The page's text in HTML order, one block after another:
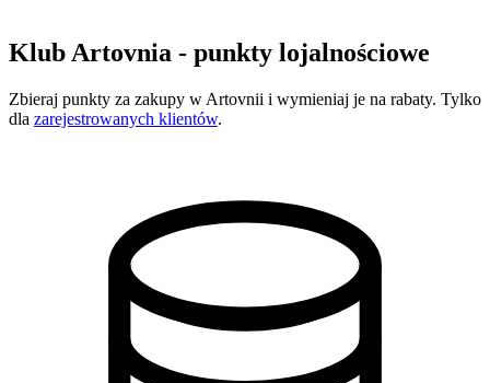
Klub Artovnia - punkty lojalnościowe
Zbieraj punkty za zakupy w Artovnii i wymieniaj je na rabaty. Tylko
dla zarejestrowanych klientów.